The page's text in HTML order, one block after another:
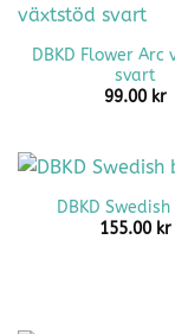
DBKD Flower Arc
svart
99.00 kr
DBKD
155.00 kr